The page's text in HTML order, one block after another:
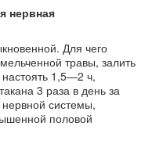
нервная
Для чего
травы, залить
настоять 1,5—2 ч,
3 раза в день за
системы,
половой